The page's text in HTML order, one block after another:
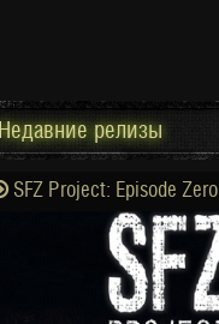
Недавние релизы
SFZ Project: Episode Zero